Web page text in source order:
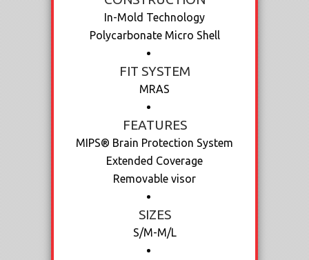
In-Mold Technology
Polycarbonate Micro Shell
FIT SYSTEM
MRAS
FEATURES
MIPS® Brain Protection System
Extended Coverage
Removable visor
SIZES
S/M-M/L